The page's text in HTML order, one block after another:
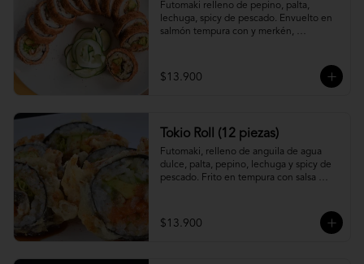
Futomaki relleno de pepino, palta,
lechuga, spicy de pescado. Envuelto en
salmón tempura con y merkén,
$13.900
Tokio Roll (12 piezas)
Futomaki, relleno de anguila de agua
dulce, palta, pepino, lechuga y spicy de
pescado. Frito en tempura con salsa
$13.900